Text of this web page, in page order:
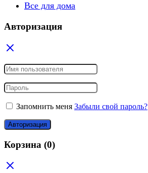
Все для дома
Авторизация
Запомнить меня Забыли свой пароль?
Авторизация
Корзина (0)